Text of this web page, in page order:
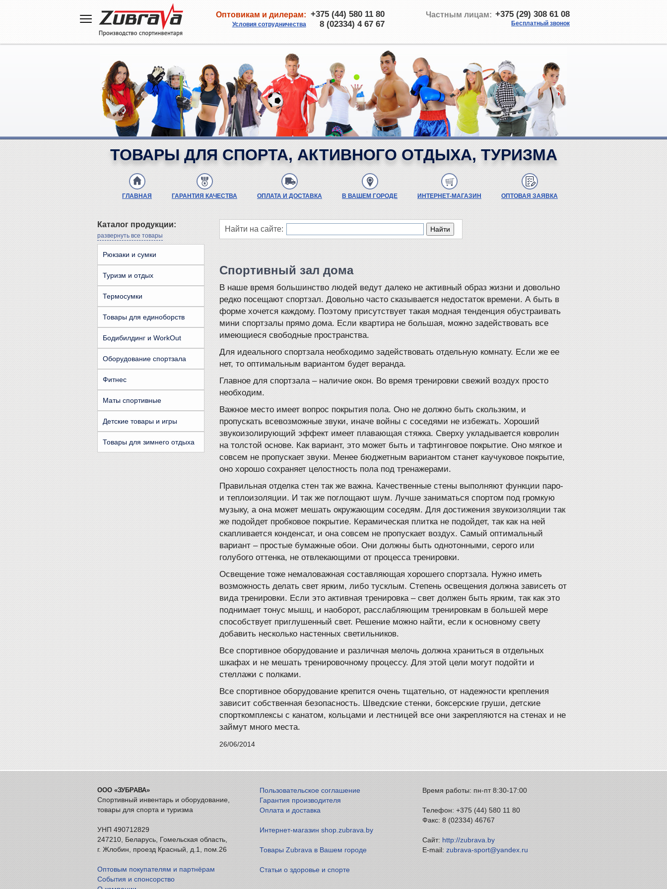
Оптовикам и дилерам:
Условия сотрудничества
+375 (44) 580 11 80
8 (02334) 4 67 67
Частным лицам: +375 (29) 308 61 08
Бесплатный звонок
ТОВАРЫ ДЛЯ СПОРТА, АКТИВНОГО ОТДЫХА, ТУРИЗМА
ГЛАВНАЯ ГАРАНТИЯ КАЧЕСТВА ОПЛАТА И ДОСТАВКА В ВАШЕМ ГОРОДЕ ИНТЕРНЕТ-МАГАЗИН ОПТОВАЯ ЗАЯВКА
Каталог продукции:
развернуть все товары
Рюкзаки и сумки
Туризм и отдых
Термосумки
Товары для единоборств
Бодибилдинг и WorkOut
Оборудование спортзала
Фитнес
Маты спортивные
Детские товары и игры
Товары для зимнего отдыха
Найти на сайте:
Спортивный зал дома
В наше время большинство людей ведут далеко не активный образ жизни и довольно
редко посещают спортзал. Довольно часто сказывается недостаток времени. А быть в
форме хочется каждому. Поэтому присутствует такая модная тенденция обустраивать
мини спортзалы прямо дома. Если квартира не большая, можно задействовать все
имеющиеся свободные пространства.
Для идеального спортзала необходимо задействовать отдельную комнату. Если же ее
нет, то оптимальным вариантом будет веранда.
Главное для спортзала – наличие окон. Во время тренировки свежий воздух просто
необходим.
Важное место имеет вопрос покрытия пола. Оно не должно быть скользким, и
пропускать всевозможные звуки, иначе войны с соседями не избежать. Хороший
звукоизолирующий эффект имеет плавающая стяжка. Сверху укладывается ковролин
на толстой основе. Как вариант, это может быть и тафтинговое покрытие. Оно мягкое и
совсем не пропускает звуки. Менее бюджетным вариантом станет каучуковое покрытие,
оно хорошо сохраняет целостность пола под тренажерами.
Правильная отделка стен так же важна. Качественные стены выполняют функции паро-
и теплоизоляции. И так же поглощают шум. Лучше заниматься спортом под громкую
музыку, а она может мешать окружающим соседям. Для достижения звукоизоляции так
же подойдет пробковое покрытие. Керамическая плитка не подойдет, так как на ней
скапливается конденсат, и она совсем не пропускает воздух. Самый оптимальный
вариант – простые бумажные обои. Они должны быть однотонными, серого или
голубого оттенка, не отвлекающими от процесса тренировки.
Освещение тоже немаловажная составляющая хорошего спортзала. Нужно иметь
возможность делать свет ярким, либо тусклым. Степень освещения должна зависеть от
вида тренировки. Если это активная тренировка – свет должен быть ярким, так как это
поднимает тонус мышц, и наоборот, расслабляющим тренировкам в большей мере
способствует приглушенный свет. Решение можно найти, если к основному свету
добавить несколько настенных светильников.
Все спортивное оборудование и различная мелочь должна храниться в отдельных
шкафах и не мешать тренировочному процессу. Для этой цели могут подойти и
стеллажи с полками.
Все спортивное оборудование крепится очень тщательно, от надежности крепления
зависит собственная безопасность. Шведские стенки, боксерские груши, детские
спорткомплексы с канатом, кольцами и лестницей все они закрепляются на стенах и не
займут много места.
26/06/2014
ООО «ЗУБРАВА»
Спортивный инвентарь и оборудование,
товары для спорта и туризма
УНП 490712829
247210, Беларусь, Гомельская область,
г. Жлобин, проезд Красный, д.1, пом.26
Оптовым покупателям и партнёрам
События и спонсорство
Пользовательское соглашение
Гарантия производителя
Оплата и доставка
Интернет-магазин shop.zubrava.by
Товары Zubrava в Вашем городе
Статьи о здоровье и спорте
Время работы: пн-пт 8:30-17:00
Телефон: +375 (44) 580 11 80
Факс: 8 (02334) 46767
Сайт: http://zubrava.by
E-mail: zubrava-sport@yandex.ru